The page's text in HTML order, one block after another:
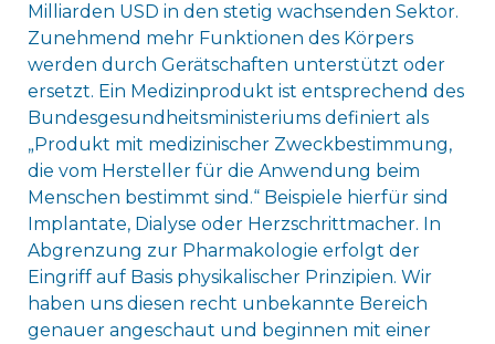
Milliarden USD in den stetig wachsenden Sektor.
Zunehmend mehr Funktionen des Körpers
werden durch Gerätschaften unterstützt oder
ersetzt. Ein Medizinprodukt ist entsprechend des
Bundesgesundheitsministeriums definiert als
„Produkt mit medizinischer Zweckbestimmung,
die vom Hersteller für die Anwendung beim
Menschen bestimmt sind.“ Beispiele hierfür sind
Implantate, Dialyse oder Herzschrittmacher. In
Abgrenzung zur Pharmakologie erfolgt der
Eingriff auf Basis physikalischer Prinzipien. Wir
haben uns diesen recht unbekannte Bereich
genauer angeschaut und beginnen mit einer